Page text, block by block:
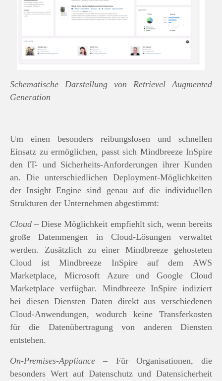
Schematische Darstellung von Retrievel Augmented
Generation
Um einen besonders reibungslosen und schnellen
Einsatz zu ermöglichen, passt sich Mindbreeze InSpire
den IT- und Sicherheits-Anforderungen ihrer Kunden
an. Die unterschiedlichen Deployment-Möglichkeiten
der Insight Engine sind genau auf die individuellen
Strukturen der Unternehmen abgestimmt:
Cloud – Diese Möglichkeit empfiehlt sich, wenn bereits
große Datenmengen in Cloud-Lösungen verwaltet
werden. Zusätzlich zu einer Mindbreeze gehosteten
Cloud ist Mindbreeze InSpire auf dem AWS
Marketplace, Microsoft Azure und Google Cloud
Marketplace verfügbar. Mindbreeze InSpire indiziert
bei diesen Diensten Daten direkt aus verschiedenen
Cloud-Anwendungen, wodurch keine Transferkosten
für die Datenübertragung von anderen Diensten
entstehen.
On-Premises-Appliance – Für Organisationen, die
besonders Wert auf Datenschutz und Datensicherheit